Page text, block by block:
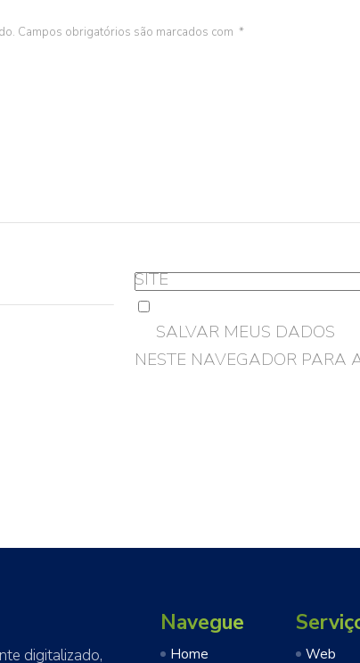
Campos obrigatórios são marcados com *
SITE
SALVAR MEUS DADOS
NESTE NAVEGADOR PARA
digitalizado,
Navegue
Home
Web